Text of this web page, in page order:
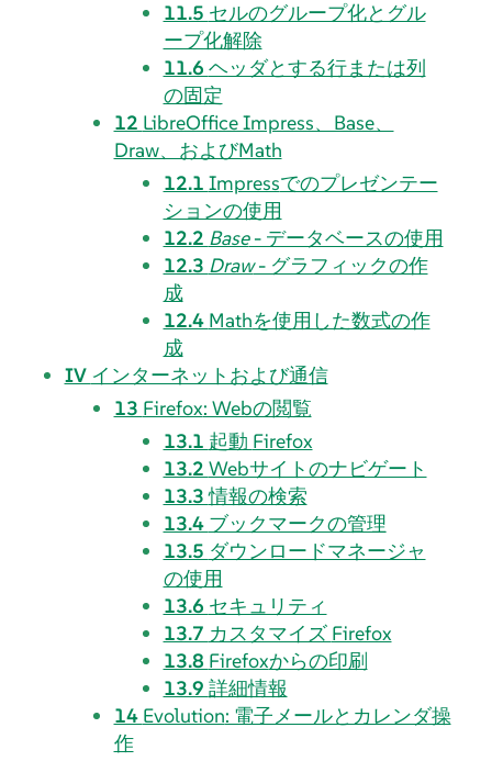
11.5 セルのグループ化とグル
ープ化解除
11.6 ヘッダとする行または列
の固定
12 LibreOffice Impress、Base、
Draw、およびMath
12.1 Impressでのプレゼンテー
ションの使用
12.2 Base- データベースの使用
12.3 Draw- グラフィックの作
成
12.4 Mathを使用した数式の作
成
IV インターネットおよび通信
13 Firefox: Webの閲覧
13.1 起動 Firefox
13.2 Webサイトのナビゲート
13.3情報の検索
13.4 ブックマークの管理
13.5 ダウンロードマネージャ
の使用
13.6 セキュリティ
13.7 カスタマイズ Firefox
13.8 Firefoxからの印刷
13.9 詳細情報
14 Evolution: 電子メールとカレンダ操
作